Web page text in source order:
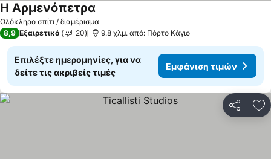
Ολόκληρο σπίτι / διαμέρισμα
Η Αρμενόπετρα
8,9 Εξαιρετικό 20 9.8 χλμ. από: Πόρτο Κάγιο
Επιλέξτε ημερομηνίες, για να
δείτε τις ακριβείς τιμές
Εμφάνιση τιμών